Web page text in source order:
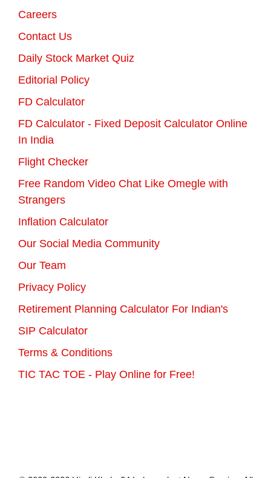
Careers
Contact Us
Daily Stock Market Quiz
Editorial Policy
FD Calculator
FD Calculator - Fixed Deposit Calculator Online
In India
Flight Checker
Free Random Video Chat Like Omegle with
Strangers
Inflation Calculator
Our Social Media Community
Our Team
Privacy Policy
Retirement Planning Calculator For Indian's
SIP Calculator
Terms & Conditions
TIC TAC TOE - Play Online for Free!